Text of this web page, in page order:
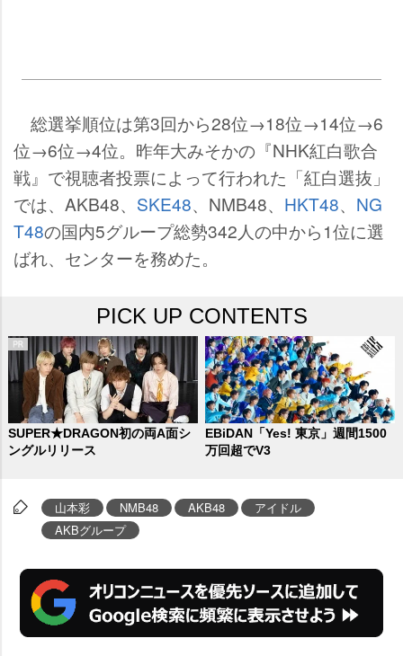
総選挙順位は第3回から28位→18位→14位→6
位→6位→4位。昨年大みそかの『NHK紅白歌合
戦』で視聴者投票によって行われた「紅白選抜」
では、AKB48、 SKE48、NMB48、 HKT48、 NG
T48の国内5グループ総勢342人の中から1位に選
ばれ、センターを務めた。
PICK UP CONTENTS
SUPER★DRAGON初の両A面シ
ングルリリース
EBiDAN「Yes! 東京」週間1500
万回超でV3
山本彩 NMB48 AKB48
アイドル
AKBグループ